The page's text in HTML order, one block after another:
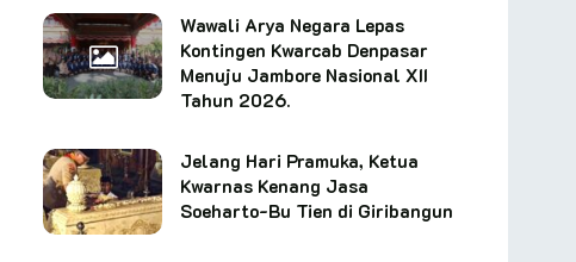
Wawali Arya Negara Lepas
Kontingen Kwarcab Denpasar
Menuju Jambore Nasional XII
Tahun 2026.
Jelang Hari Pramuka, Ketua
Kwarnas Kenang Jasa
Soeharto-Bu Tien di Giribangun